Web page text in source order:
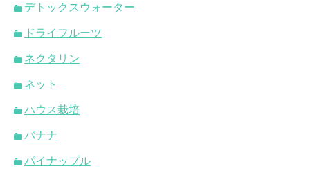
デトックスウォーター
ドライフルーツ
ネクタリン
ネット
ハウス栽培
バナナ
パイナップル